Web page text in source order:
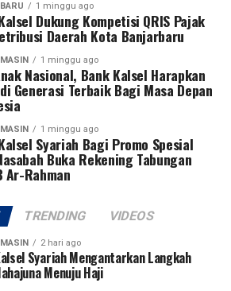
kembali kedua pembangkit
masing 100 megawatt tersebut,
kelistrikan Kalimantan Selatan,
Timur dan Kalimantan Utara,
kuat dan andal dalam
listrik masyarakat, ” pungkasnya.
0
0 Twitter 0
0 Facebook 0
0
1 minggu ago
Dukung Kompetisi QRIS Pajak
Daerah Kota Banjarbaru
1 minggu ago
Nasional, Bank Kalsel Harapkan
Generasi Terbaik Bagi Masa Depan
1 minggu ago
Syariah Bagi Promo Spesial
Buka Rekening Tabungan
Ar-Rahman
TRENDING VIDEOS
2 hari ago
Syariah Mengantarkan Langkah
Menuju Haji